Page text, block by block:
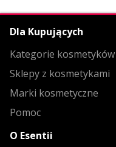
Dla Kupujących
Kategorie kosmetyków
Sklepy z kosmetykami
Marki kosmetyczne
Pomoc
O Esentii